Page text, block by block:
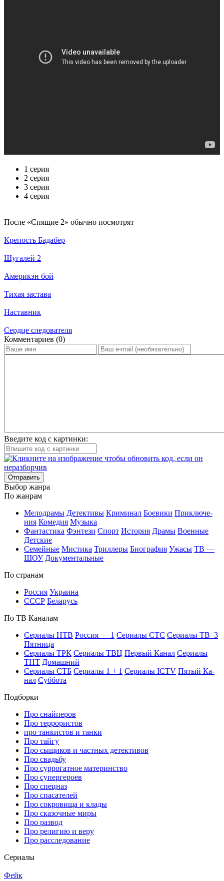
1 серия
2 серия
3 серия
4 серия
По­сле «Спящие 2» обыч­но по­смот­рят
Крепость Бадабер
Шугалей 2
Америкэн бой
Тихая застава
Наставник
Сердце следователя
Ком­мен­та­ри­ев (0)
Введите код с картинки:
Отправить
Вы­бор жан­ра
По жан­рам
Ме­ло­дра­мы Де­тек­ти­вы Кри­ми­нал Бое­ви­ки При­клю­че­
ния Ко­ме­дия Му­зы­ка
Фан­та­сти­ка Фэн­те­зи Спорт Ис­то­рия Дра­мы Во­ен­ные
Дет­ские
Се­мей­ные Мис­ти­ка Трил­ле­ры Био­гра­фия Ужа­сы ТВ —
ШОУ До­ку­мен­таль­ные
По стра­нам
Рос­сия Ук­раи­на
СССР Бе­ла­русь
По ТВ Ка­на­лам
Се­риа­лы НТВ Рос­сия — 1 Се­риа­лы СТС Се­риа­лы ТВ–3
Пят­ни­ца
Се­риа­лы ТРК Се­риа­лы ТВЦ Пер­вый Ка­нал Се­риа­лы
ТНТ До­маш­ний
Се­риа­лы СТБ Се­риа­лы 1 + 1 Се­риа­лы ICTV Пя­тый Ка­
нал Суб­бо­та
Подборки
Про снайперов
Про террористов
про танкистов и танки
Про тайгу
Про сыщиков и частных детективов
Про свадьбу
Про суррогатное материнство
Про супергероев
Про спецназ
Про спасателей
Про сокровища и клады
Про сказочные миры
Про развод
Про религию и веру
Про расследование
Се­риа­лы
Фейк